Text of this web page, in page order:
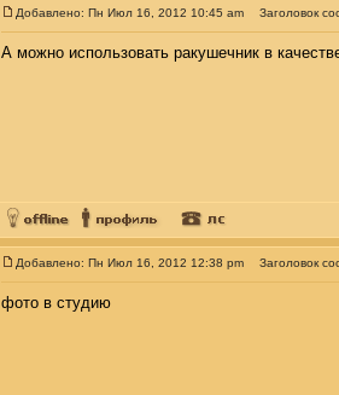
Добавлено: Пн Июл 16, 2012 10:45 am Заголовок
А можно использовать ракушечник в
Добавлено: Пн Июл 16, 2012 12:38 pm Заголовок
фото в студию